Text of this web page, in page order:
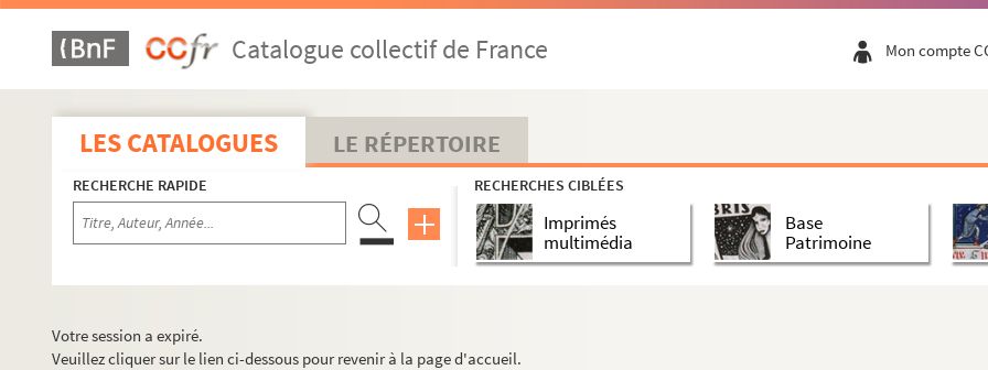
Catalogue collectif de France Mon compte
LES CATALOGUES LE RÉPERTOIRE
RECHERCHE RAPIDE RECHERCHES CIBLÉES
Imprimés
multimédia
Base
Patrimoine
Votre session a expiré.
Veuillez cliquer sur le lien ci-dessous pour revenir à la page d'accueil.